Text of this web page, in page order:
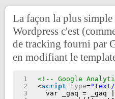
La façon la plus
Wordpress c'est
de tracking fourni par
en modifiant le
1
2
3
<!-- Google
<script type=
var _gaq =